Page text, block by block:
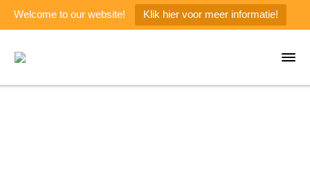
Welcome to our website! Klik hier voor meer informatie!